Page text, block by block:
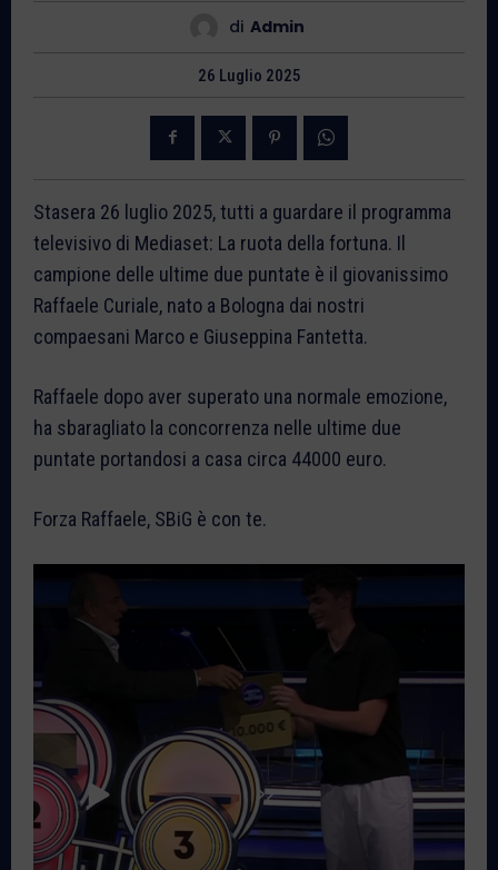
di Admin
26 Luglio 2025
Stasera 26 luglio 2025, tutti a guardare il programma
televisivo di Mediaset: La ruota della fortuna. Il
campione delle ultime due puntate è il giovanissimo
Raffaele Curiale, nato a Bologna dai nostri
compaesani Marco e Giuseppina Fantetta.
Raffaele dopo aver superato una normale emozione,
ha sbaragliato la concorrenza nelle ultime due
puntate portandosi a casa circa 44000 euro.
Forza Raffaele, SBiG è con te.